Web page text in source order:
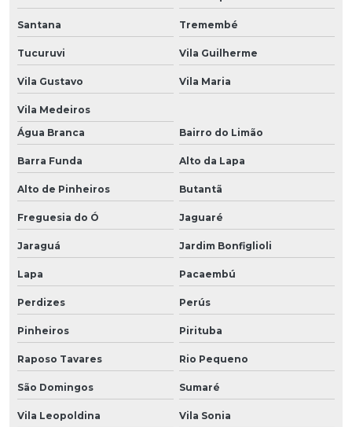
Santana Tremembé
Tucuruvi Vila Guilherme
Vila Gustavo Vila Maria
Vila Medeiros
Água Branca
Bairro do Limão
Barra Funda Alto da Lapa
Alto de Pinheiros Butantã
Freguesia do Ó Jaguaré
Jaraguá Jardim Bonfiglioli
Lapa Pacaembú
Perdizes Perús
Pinheiros Pirituba
Raposo Tavares Rio Pequeno
São Domingos Sumaré
Vila Leopoldina
Vila Sonia